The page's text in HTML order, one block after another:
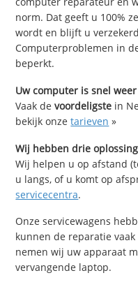
norm. Dat geeft u 100%
wordt en blijft u
Computerproblemen in
beperkt.
Uw computer is snel
Vaak devoordeligste in
bekijk onzetarieven »
Wij hebben drie
Wij helpen u op afstand
u langs, of u komt op
servicecentra.
Onze servicewagens
kunnen de reparatie
nemen wij uw apparaat
vervangende laptop.